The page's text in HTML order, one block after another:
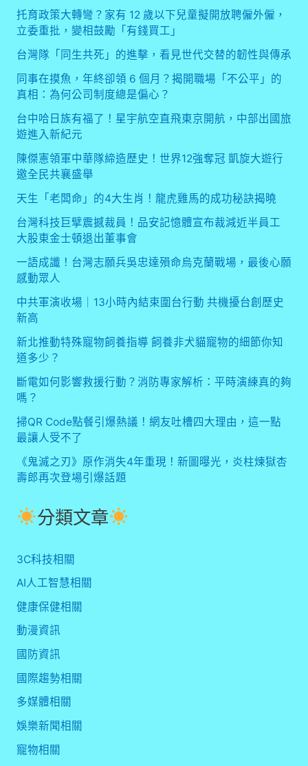
托育政策大轉彎？家有 12 歲以下兒童擬開放聘僱外僱，
立委重批，變相鼓勵「有錢買工」
台灣隊「同生共死」的進擊，看見世代交替的韌性與傳承
同事在摸魚，年終卻領 6 個月？揭開職場「不公平」的
真相：為何公司制度總是偏心？
台中哈日族有福了！星宇航空直飛東京開航，中部出國旅
遊進入新紀元
陳傑憲領軍中華隊締造歷史！世界12強奪冠 凱旋大遊行
邀全民共襄盛舉
天生「老闆命」的4大生肖！龍虎雞馬的成功秘訣揭曉
台灣科技巨擘震撼裁員！品安記憶體宣布裁減近半員工
大股東金士頓退出董事會
一語成讖！台灣志願兵吳忠達殞命烏克蘭戰場，最後心願
感動眾人
中共軍演收場｜13小時內結束圍台行動 共機擾台創歷史
新高
新北推動特殊寵物飼養指導 飼養非犬貓寵物的細節你知
道多少？
斷電如何影響救援行動？消防專家解析：平時演練真的夠
嗎？
掃QR Code點餐引爆熱議！網友吐槽四大理由，這一點
最讓人受不了
《鬼滅之刃》原作消失4年重現！新圖曝光，炎柱煉獄杏
壽郎再次登場引爆話題
分類文章
3C科技相關
AI人工智慧相關
健康保健相關
動漫資訊
國防資訊
國際趨勢相關
多媒體相關
娛樂新聞相關
寵物相關